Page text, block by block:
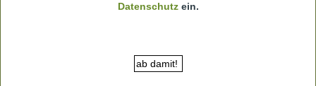
Datenschutzein.